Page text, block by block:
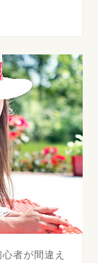
者が間違え